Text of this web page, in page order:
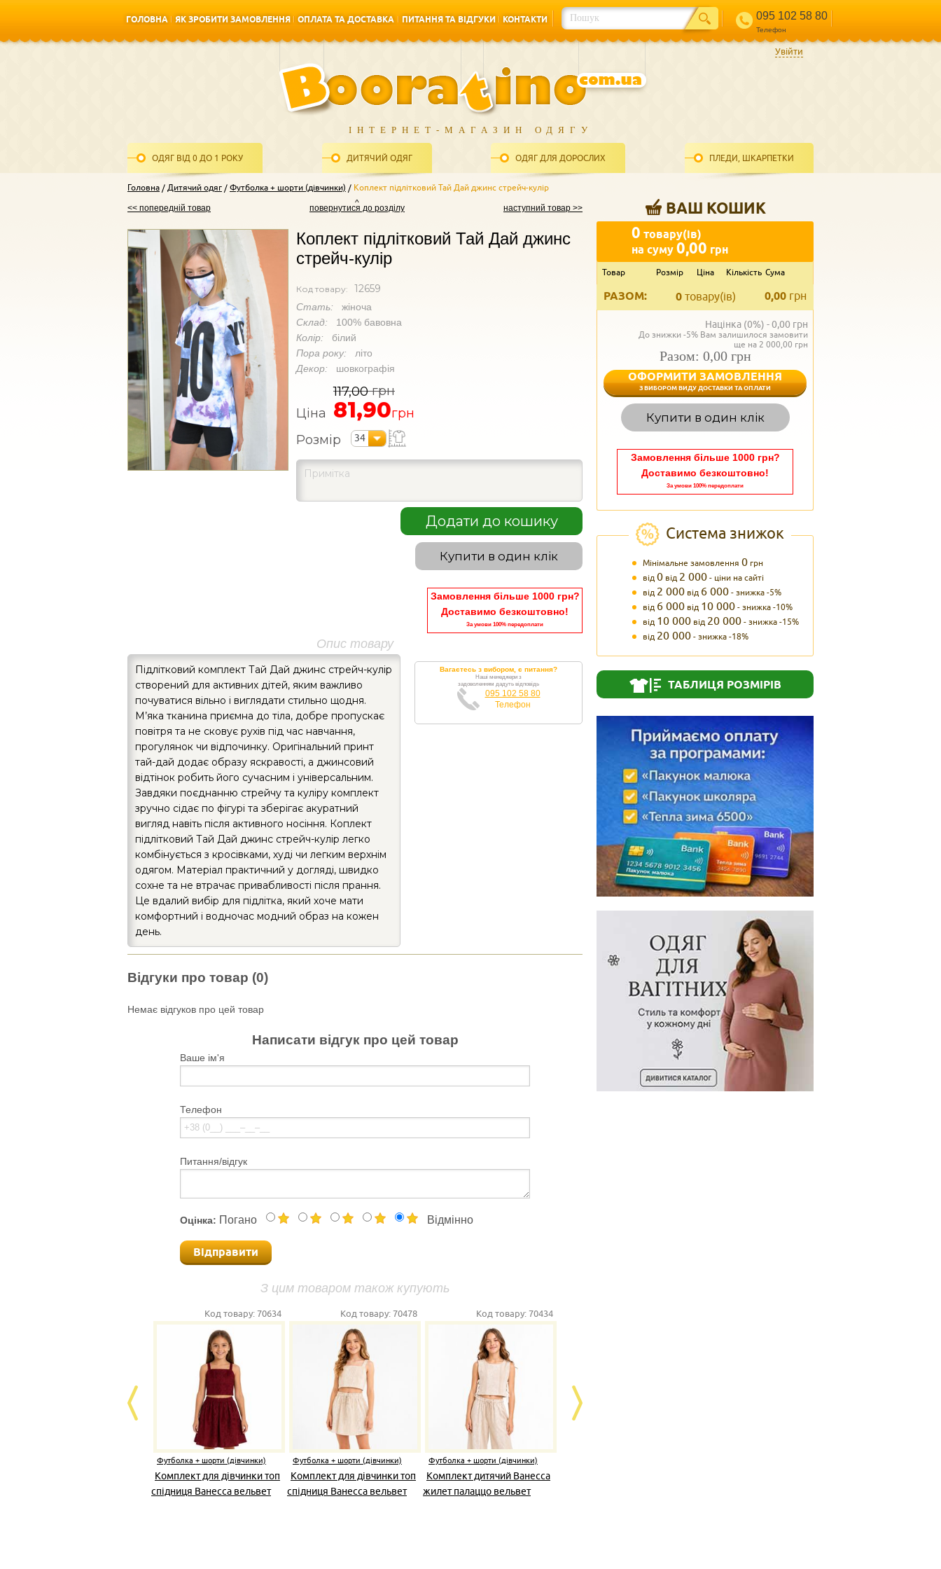
ГОЛОВНА
ЯК ЗРОБИТИ ЗАМОВЛЕННЯ
ОПЛАТА ТА ДОСТАВКА
ПИТАННЯ ТА ВІДГУКИ
КОНТАКТИ
095 102 58 80
Телефон
ІНТЕРНЕТ-МАГАЗИН ОДЯГУ
ОДЯГ ВІД 0 ДО 1 РОКУ ДИТЯЧИЙ ОДЯГ ОДЯГ ДЛЯ ДОРОСЛИХ ПЛЕДИ, ШКАРПЕТКИ
Увійти
Головна Дитячий одяг Футболка + шорти (дівчинки) Коплект підлітковий Тай Дай джинс стрейч-кулір
ВАШ КОШИК
0 товару(ів)
на суму0,00 грн
Товар Розмір Ціна Кількість Сума
РАЗОМ: 0,00 грн
0 товару(ів)
Націнка (0%) -0,00 грн
До знижки -5% Вам залишилося замовити
ще на 2 000,00 грн
Разом: 0,00 грн
ОФОРМИТИ ЗАМОВЛЕННЯ
З ВИБОРОМ ВИДУ ДОСТАВКИ ТА ОПЛАТИ
Купити в один клік
Замовлення більше 1000 грн?
Доставимо безкоштовно!
За умови 100% передоплати
Система знижок
Мінімальне замовлення 0 грн
від0 від 2 000- ціни на сайті
від 2 000 від 6 000- знижка -5%
від 6 000 від 10 000- знижка -10%
від 10 000 від 20 000- знижка -15%
від 20 000- знижка -18%
ТАБЛИЦЯ РОЗМІРІВ
<< попередній товар наступний товар >>
повернутися до розділу
Коплект підлітковий Тай Дай джинс
стрейч-кулір
Код товару: 12659
Стать: жіноча
Склад: 100% бавовна
Колір: білий
Пора року: літо
Декор: шовкографія
Ціна
117,00грн
81,90грн
Розмір
34
Додати до кошику
Купити в один клік
Замовлення більше 1000 грн?
Доставимо безкоштовно!
За умови 100% передоплати
Опис товару
Підлітковий комплект Тай Дай джинс стрейч-кулір
створений для активних дітей, яким важливо
почуватися вільно і виглядати стильно щодня.
М’яка тканина приємна до тіла, добре пропускає
повітря та не сковує рухів під час навчання,
прогулянок чи відпочинку. Оригінальний принт
тай-дай додає образу яскравості, а джинсовий
відтінок робить його сучасним і універсальним.
Завдяки поєднанню стрейчу та куліру комплект
зручно сідає по фігурі та зберігає акуратний
вигляд навіть після активного носіння. Коплект
підлітковий Тай Дай джинс стрейч-кулір легко
комбінується з кросівками, худі чи легким верхнім
одягом. Матеріал практичний у догляді, швидко
сохне та не втрачає привабливості після прання.
Це вдалий вибір для підлітка, який хоче мати
комфортний і водночас модний образ на кожен
день.
Вагаєтесь з вибором, є питання?
Наші менеджери з
задоволенням дадуть відповідь
095 102 58 80
Телефон
Відгуки про товар (0)
Немає відгуков про цей товар
Написати відгук про цей товар
Ваше ім'я
Телефон
Питання/відгук
Оцінка: Погано Відмінно
Відправити
З цим товаром також купують
Код товару:70634
Футболка + шорти (дівчинки)
Комплект для дівчинки топ
спідниця Ванесса вельвет
Код товару:70478
Футболка + шорти (дівчинки)
Комплект для дівчинки топ
спідниця Ванесса вельвет
Код товару:70434
Футболка + шорти (дівчинки)
Комплект дитячий Ванесса
жилет палаццо вельвет